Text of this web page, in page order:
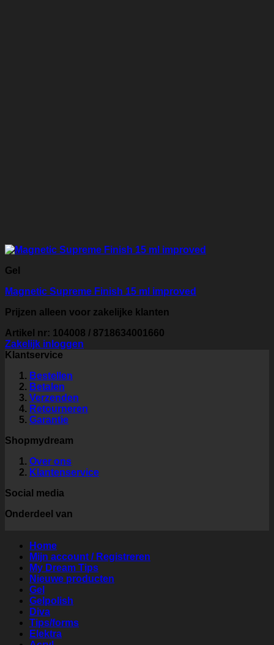
Gel
Magnetic Supreme Finish 15 ml improved
Prijzen alleen voor zakelijke klanten
Artikel nr: 104008 / 8718634001660
Zakelijk inloggen
Klantservice
Bestellen
Betalen
Verzenden
Retourneren
Garantie
Shopmydream
Over ons
Klantenservice
Social media
Onderdeel van
Home
Mijn account / Registreren
My Dream Tips
Nieuwe producten
Gel
Gelpolish
Diva
Tips/forms
Elektra